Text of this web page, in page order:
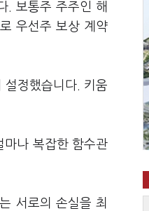
. 보통주 주주인 해
우선주 보상 계약
정했습니다. 키움
마나 복잡한 함수관
서로의 손실을 최